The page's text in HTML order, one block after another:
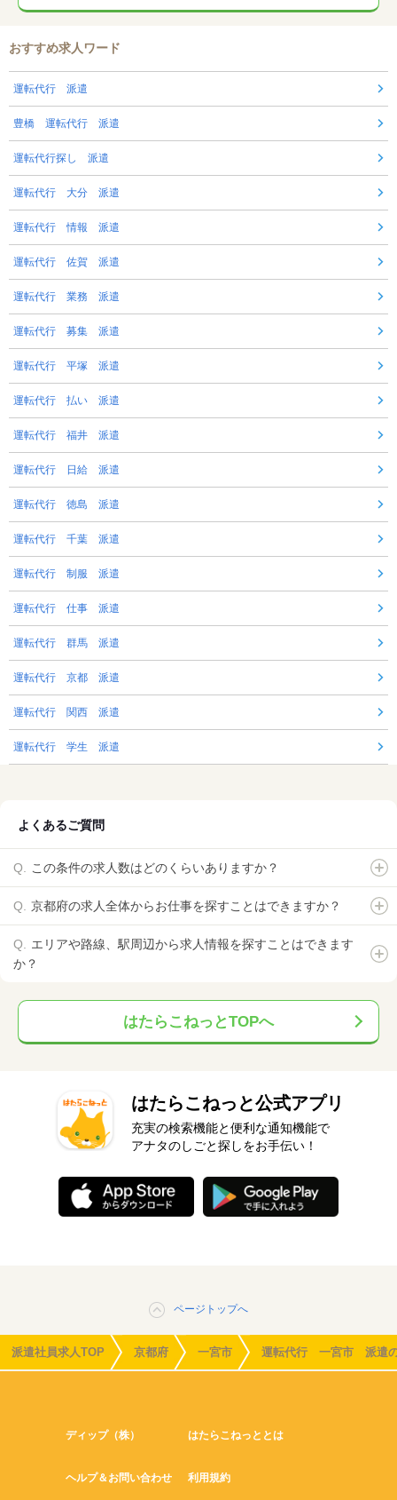
おすすめ求人ワード
運転代行 派遣
豊橋 運転代行 派遣
運転代行探し 派遣
運転代行 大分 派遣
運転代行 情報 派遣
運転代行 佐賀 派遣
運転代行 業務 派遣
運転代行 募集 派遣
運転代行 平塚 派遣
運転代行 払い 派遣
運転代行 福井 派遣
運転代行 日給 派遣
運転代行 徳島 派遣
運転代行 千葉 派遣
運転代行 制服 派遣
運転代行 仕事 派遣
運転代行 群馬 派遣
運転代行 京都 派遣
運転代行 関西 派遣
運転代行 学生 派遣
よくあるご質問
この条件の求人数はどのくらいありますか？
京都府の求人全体からお仕事を探すことはできますか？
エリアや路線、駅周辺から求人情報を探すことはできます
か？
はたらこねっとTOPへ
はたらこねっと公式アプリ
充実の検索機能と便利な通知機能で
アナタのしごと探しをお手伝い！
ページトップへ
派遣社員求人TOP 京都府 一宮市 運転代行 一宮市 派遣
ディップ（株） はたらこねっととは
ヘルプ＆お問い合わせ 利用規約